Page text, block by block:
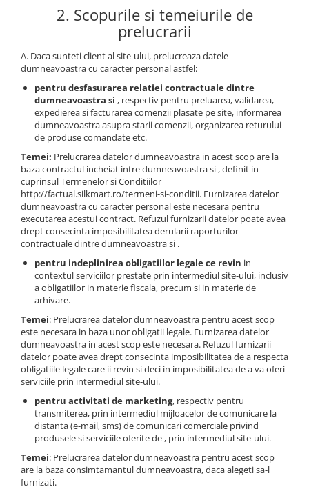
STICKERE CRĂCIUN
STICKERE CU ANIMALE
STICKERE GEAM MIC
STICKERE JDM
STICKERE PENTRU CAPOTA
STICKERE PENTRU LATERALE
STICKERE PERSONALIZATE
STICKERE PRAGURI
STICKERE PRINTATE
STICKERE UTILAJE AGRICOLE
VANATOARE - PESCUIT
STICKERE PERSONALIZATE
PRODUSE PERSONALIZATE FIRME
CARTI DE VIZITA
ECHIPAMENT DE LUCRU
PERSONALIZAT
PLACUTE INFORMATIVE
BANNERE PERSONALIZATE
TRICOURI PERSONALIZATE
TRICOURI MĂRCI AUTO
TRICOURI AUDI
2. Scopurile si temeiurile de
prelucrarii
A. Daca sunteti client al site-ului, prelucreaza datele
dumneavoastra cu caracter personal astfel:
pentru desfasurarea relatiei contractuale dintre
dumneavoastra si , respectiv pentru preluarea, validarea,
expedierea si facturarea comenzii plasate pe site, informarea
dumneavoastra asupra starii comenzii, organizarea returului
de produse comandate etc.
Temei: Prelucrarea datelor dumneavoastra in acest scop are la
baza contractul incheiat intre dumneavoastra si , definit in
cuprinsul Termenelor si Conditiilor
http://factual.silkmart.ro/termeni-si-conditii. Furnizarea datelor
dumneavoastra cu caracter personal este necesara pentru
executarea acestui contract. Refuzul furnizarii datelor poate avea
drept consecinta imposibilitatea derularii raporturilor
contractuale dintre dumneavoastra si .
pentru indeplinirea obligatiilor legale ce revin in
contextul serviciilor prestate prin intermediul site-ului, inclusiv
a obligatiilor in materie fiscala, precum si in materie de
arhivare.
Temei: Prelucrarea datelor dumneavoastra pentru acest scop
este necesara in baza unor obligatii legale. Furnizarea datelor
dumneavoastra in acest scop este necesara. Refuzul furnizarii
datelor poate avea drept consecinta imposibilitatea de a respecta
obligatiile legale care ii revin si deci in imposibilitatea de a va oferi
serviciile prin intermediul site-ului.
pentru activitati de marketing, respectiv pentru
transmiterea, prin intermediul mijloacelor de comunicare la
distanta (e-mail, sms) de comunicari comerciale privind
produsele si serviciile oferite de , prin intermediul site-ului.
Temei: Prelucrarea datelor dumneavoastra pentru acest scop
are la baza consimtamantul dumneavoastra, daca alegeti sa-l
furnizati.